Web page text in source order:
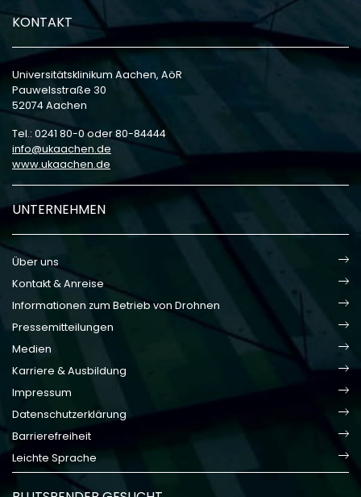
KONTAKT
Universitätsklinikum Aachen, AöR
Pauwelsstraße 30
52074 Aachen
Tel.: 0241 80-0 oder 80-84444
info
ukaachen de
www.ukaachen.de
UNTERNEHMEN
Über uns
Kontakt & Anreise
Informationen zum Betrieb von Drohnen
Pressemitteilungen
Medien
Karriere & Ausbildung
Impressum
Datenschutzerklärung
Barrierefreiheit
Leichte Sprache